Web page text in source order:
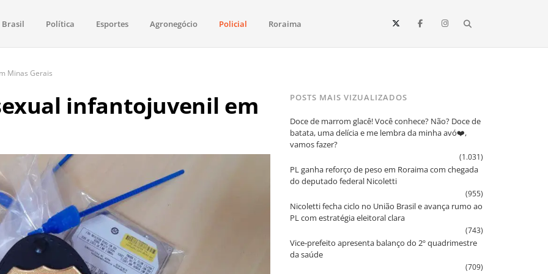
saúde, esportes, economia e os principais acontecimentos de Boa Vista e todo o estado de Roraima. Fique sempre informado
Brasil Política Esportes Agronegócio Policial Roraima
Minas Gerais
infantojuvenil em
POSTS MAIS VIZUALIZADOS
Doce de marrom glacê! Você conhece? Não? Doce de
batata, uma delícia e me lembra da minha avó❤️,
vamos fazer?
(1.031)
PL ganha reforço de peso em Roraima com chegada
do deputado federal Nicoletti
(955)
Nicoletti fecha ciclo no União Brasil e avança rumo ao
PL com estratégia eleitoral clara
(743)
Vice‑prefeito apresenta balanço do 2º quadrimestre
da saúde
(709)